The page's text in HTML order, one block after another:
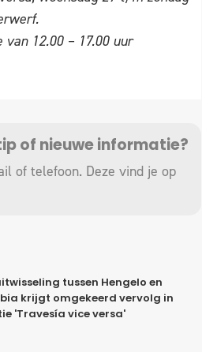
van 12.00 – 17.00 uur
of nieuwe informatie?
of telefoon. Deze vind je op
tussen Hengelo en
krijgt omgekeerd vervolg in
'Travesía vice versa'